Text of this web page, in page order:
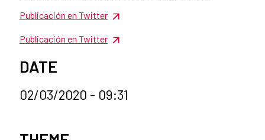
Publicación en Twitter
Publicación en Twitter
DATE
02/03/2020 - 09:31
News categories